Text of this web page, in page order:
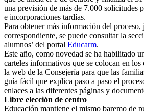
una previsión de más de 7.000 solicitudes
e incorporaciones tardías.
Para obtener más información del
correspondiente, se puede consultar la
alumnos’ del portal Educarm.
Este año, como novedad se ha habilitado
carteles informativos que se colocan en los
la web de la Consejería para que las
guía fácil que explica paso a paso el
enlaces a las diferentes páginas y
Libre elección de centro
Educación mantiene el mismo baremo de